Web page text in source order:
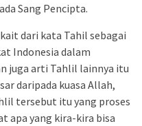
Sang Pencipta.
dari kata Tahil sebagai
Indonesia dalam
juga arti Tahlil lainnya itu
daripada kuasa Allah,
tersebut itu yang proses
apa yang kira-kira bisa